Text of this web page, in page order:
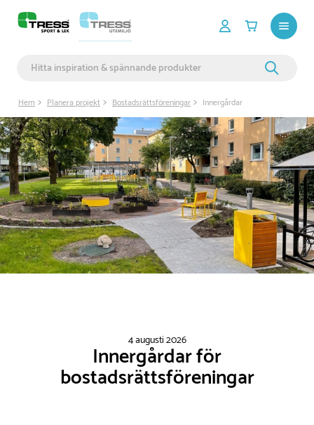
Hem Planera projekt Bostadsrättsföreningar Innergårdar
4 augusti 2026
Innergårdar för
bostadsrättsföreningar